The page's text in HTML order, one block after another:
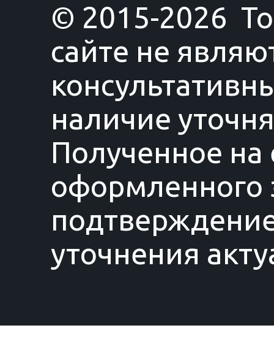
© 2015-2026
сайте не
наличие
Полученное на
оформленного
уточнения